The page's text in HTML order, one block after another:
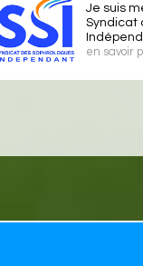
Je suis
Syndicat
en savoir